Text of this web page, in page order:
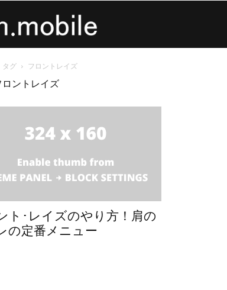
タグ フロントレイズ
ロントレイズ
ト･レイズのやり方！肩の
の定番メニュー